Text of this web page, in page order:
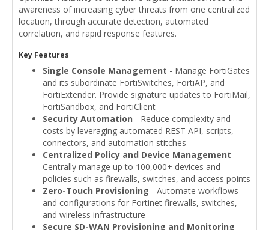
awareness of increasing cyber threats from one centralized
location, through accurate detection, automated
correlation, and rapid response features.
Key Features
Single Console Management - Manage FortiGates
and its subordinate FortiSwitches, FortiAP, and
FortiExtender. Provide signature updates to FortiMail,
FortiSandbox, and FortiClient
Security Automation - Reduce complexity and
costs by leveraging automated REST API, scripts,
connectors, and automation stitches
Centralized Policy and Device Management -
Centrally manage up to 100,000+ devices and
policies such as firewalls, switches, and access points
Zero-Touch Provisioning - Automate workflows
and configurations for Fortinet firewalls, switches,
and wireless infrastructure
Secure SD-WAN Provisioning and Monitoring -